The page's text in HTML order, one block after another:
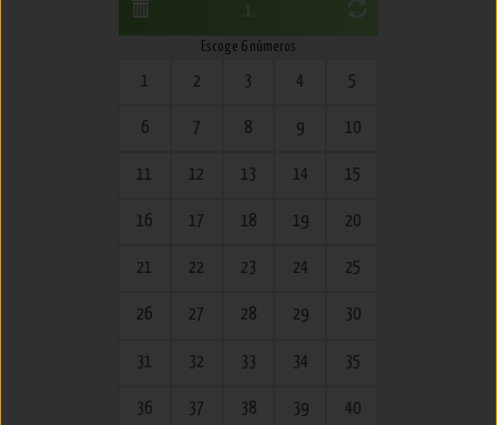
1
Escoge 6 números
1 2 3 4 5
6 7 8 9 10
11 12 13 14 15
16 17 18 19 20
21 22 23 24 25
26 27 28 29 30
31 32 33 34 35
36 37 38 39 40